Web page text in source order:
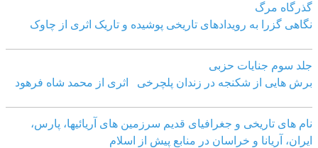
گذرگاه مرگ
نگاهی گزرا به رویدادهای تاریخی پوشیده و تاریک اثری از چاوک
جلد سوم جنایات حزبی
برش هایی از شکنجه در زندان پلچرخی اثری از محمد شاه فرهود
نام های تاریخی و جغرافیای قدیم سرزمین های آریائیها، پارس،
ایران، آریانا و خراسان در منابع پیش از اسلام